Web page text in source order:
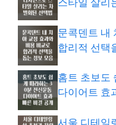
스타일 살리
문콕덴트 내
합리적 선택
홈트 초보도
다이어트 효